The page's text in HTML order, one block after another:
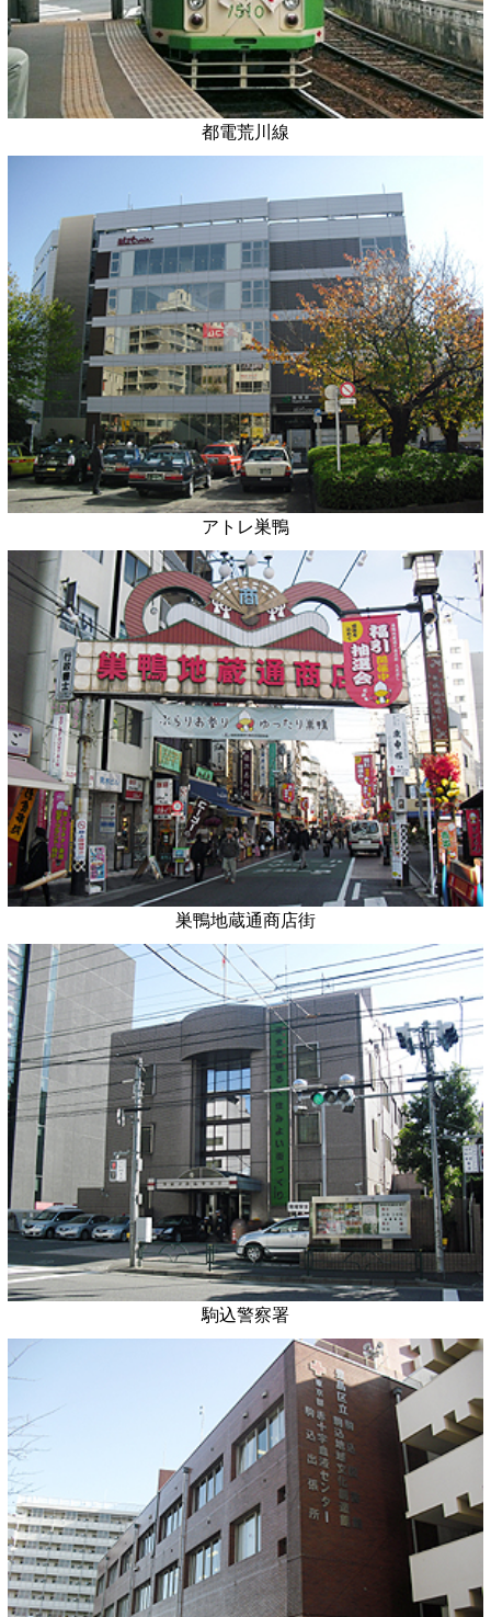
都電荒川線
アトレ巣鴨
巣鴨地蔵通商店街
駒込警察署